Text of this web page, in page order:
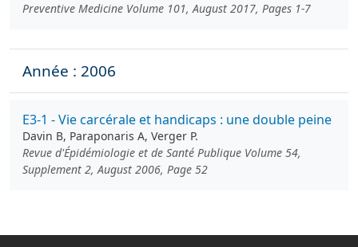
Preventive Medicine Volume 101, August 2017, Pages 1-7
Année : 2006
E3-1 - Vie carcérale et handicaps : une double peine
Davin B, Paraponaris A, Verger P.
Revue d'Épidémiologie et de Santé Publique Volume 54,
Supplement 2, August 2006, Page 52